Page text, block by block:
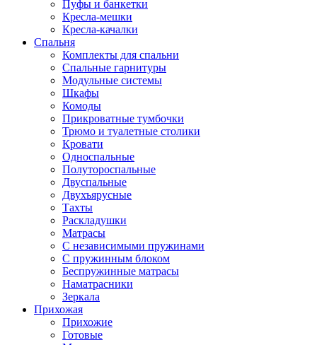
Пуфы и банкетки
Кресла-мешки
Кресла-качалки
Спальня
Комплекты для спальни
Спальные гарнитуры
Модульные системы
Шкафы
Комоды
Прикроватные тумбочки
Трюмо и туалетные столики
Кровати
Односпальные
Полутороспальные
Двуспальные
Двухъярусные
Тахты
Раскладушки
Матрасы
С независимыми пружинами
С пружинным блоком
Беспружинные матрасы
Наматрасники
Зеркала
Прихожая
Прихожие
Готовые